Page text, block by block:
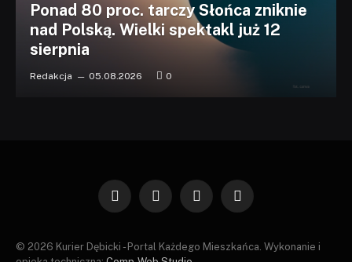
Ponad 80 proc. tarczy Słońca zniknie
nad Polską. Wielki spektakl już 12
sierpnia
Redakcja 05.08.2026 0
Facebook
X
InstagramPinterest
© 2026 Kurier Dębicki - Portal Każdego Mieszkańca. Wykonanie i